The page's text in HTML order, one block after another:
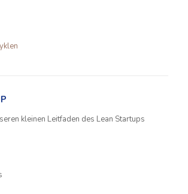
kleinen Leitfaden des Lean Startups